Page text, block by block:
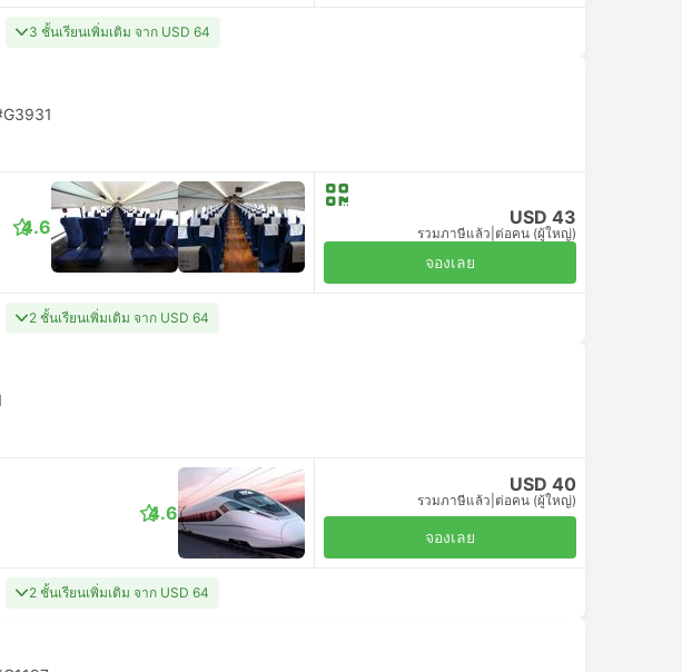
3 ชั้นเรียนเพิ่มเติม จาก USD 64
4.6 USD 43
รวมภาษีแล้ว ต่อคน (ผู้ใหญ่)
จองเลย
2 ชั้นเรียนเพิ่มเติม จาก USD 64
4.6
USD 40
รวมภาษีแล้ว ต่อคน (ผู้ใหญ่)
จองเลย
2 ชั้นเรียนเพิ่มเติม จาก USD 64